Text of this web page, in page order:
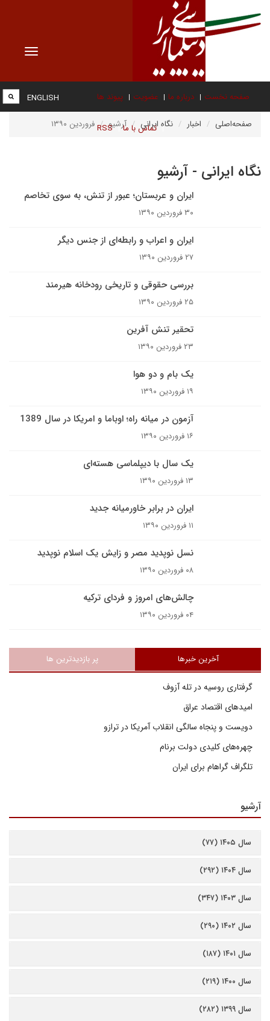
Toggle
صفحه نخست درباره ما عضویت پیوند ها
تماس با ما RSS
ENGLISH
صفحه‌اصلی اخبار نگاه ایرانی آرشیو فروردین ۱۳۹۰
نگاه ایرانی - آرشیو
ایران و عربستان؛ عبور از تنش، به سوی تخاصم
۳۰ فروردین ۱۳۹۰
ایران و اعراب و رابطه‌ای از جنس دیگر
۲۷ فروردین ۱۳۹۰
بررسی حقوقی و تاریخی رودخانه هیرمند
۲۵ فروردین ۱۳۹۰
تحقیر تنش آفرین
۲۳ فروردین ۱۳۹۰
یک بام و دو هوا
۱۹ فروردین ۱۳۹۰
آزمون در میانه راه؛ اوباما و امریکا در سال 1389
۱۶ فروردین ۱۳۹۰
يک سال با ديپلماسى هسته‌اى
۱۳ فروردین ۱۳۹۰
ایران در برابر خاورمیانه جدید
۱۱ فروردین ۱۳۹۰
نسل نوپديد مصر و زايش يک اسلام نوپديد
۰۸ فروردین ۱۳۹۰
چالش‌های امروز و فردای ترکیه
۰۴ فروردین ۱۳۹۰
آخرین خبرها پر بازدیدترین ها
گرفتاری روسیه در تله آزوف
امیدهای اقتصاد عراق
دویست و پنجاه سالگی انقلاب آمریکا در ترازو
چهره‌های کلیدی دولت برنام
تلگراف گراهام برای ایران
آرشیو
سال ۱۴۰۵ (۷۷)
سال ۱۴۰۴ (۲۹۲)
سال ۱۴۰۳ (۳۴۷)
سال ۱۴۰۲ (۲۹۰)
سال ۱۴۰۱ (۱۸۷)
سال ۱۴۰۰ (۲۱۹)
سال ۱۳۹۹ (۲۸۲)